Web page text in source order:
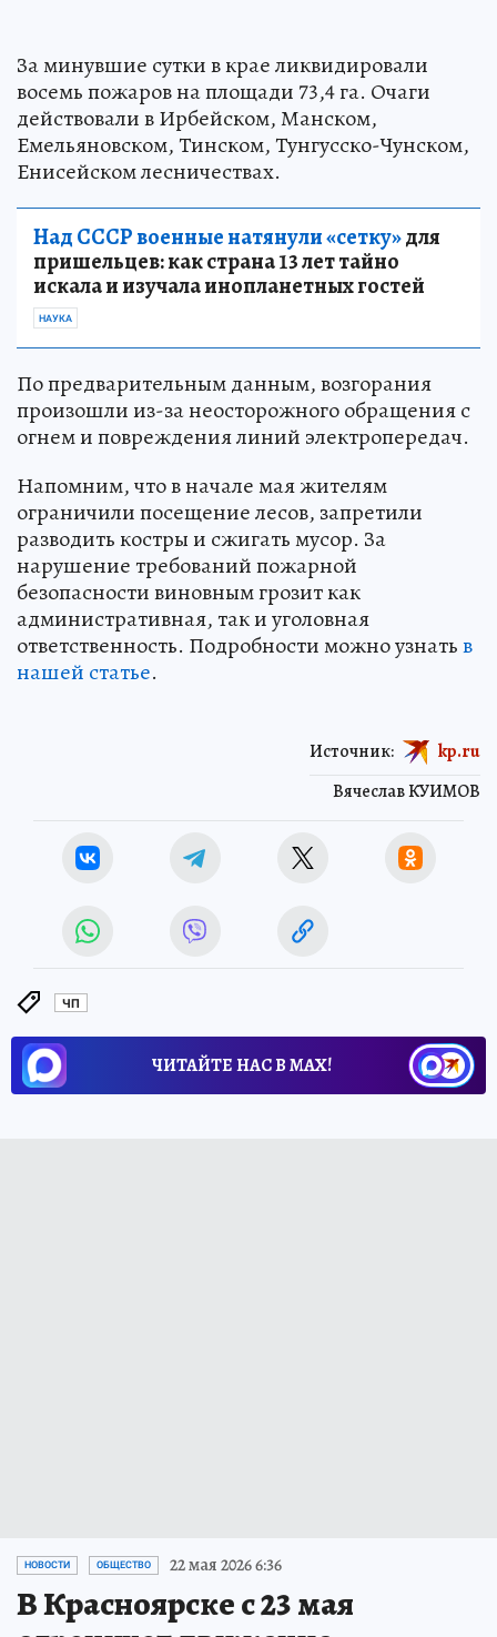
За минувшие сутки в крае ликвидировали
восемь пожаров на площади 73,4 га. Очаги
действовали в Ирбейском, Манском,
Емельяновском, Тинском, Тунгусско-Чунском,
Енисейском лесничествах.
Над СССР военные натянули «сетку»для
пришельцев: как страна 13 лет тайно
искала и изучала инопланетных гостей
НАУКА
По предварительным данным, возгорания
произошли из-за неосторожного обращения с
огнем и повреждения линий электропередач.
Напомним, что в начале мая жителям
ограничили посещение лесов, запретили
разводить костры и сжигать мусор. За
нарушение требований пожарной
безопасности виновным грозит как
административная, так и уголовная
ответственность. Подробности можно узнатьв
нашей статье.
Вячеслав КУИМОВ
Источник: kp.ru
ЧП
ЧИТАЙТЕ НАС В МАХ!
НОВОСТИ ОБЩЕСТВО 22 мая 2026 6:36
В Красноярске с 23 мая